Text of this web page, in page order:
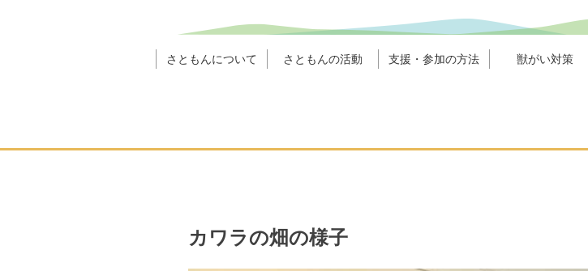
さともんについて さともんの活動 支援・参加の方法 獣がい対策
カワラの畑の様子